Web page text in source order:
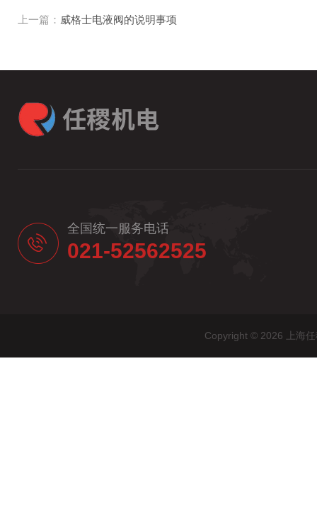
上一篇： 威格士电液阀的说明事项
全国统一服务电话
021-52562525
Copyright © 2026 上海